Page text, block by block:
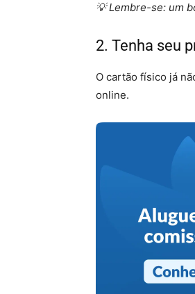
💡 Lembre-se: um
2. Tenha seu
O cartão físico já
online.